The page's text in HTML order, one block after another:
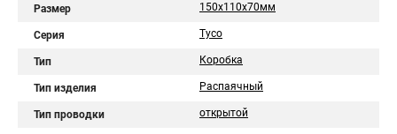
Размер 150х110х70мм
Серия Тусо
Тип Коробка
Тип изделия Распаячный
Тип проводки открытой